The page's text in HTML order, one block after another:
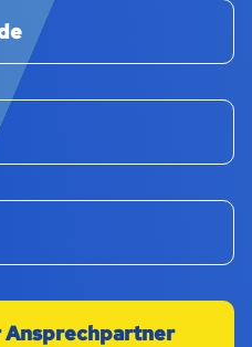
Ansprechpartner